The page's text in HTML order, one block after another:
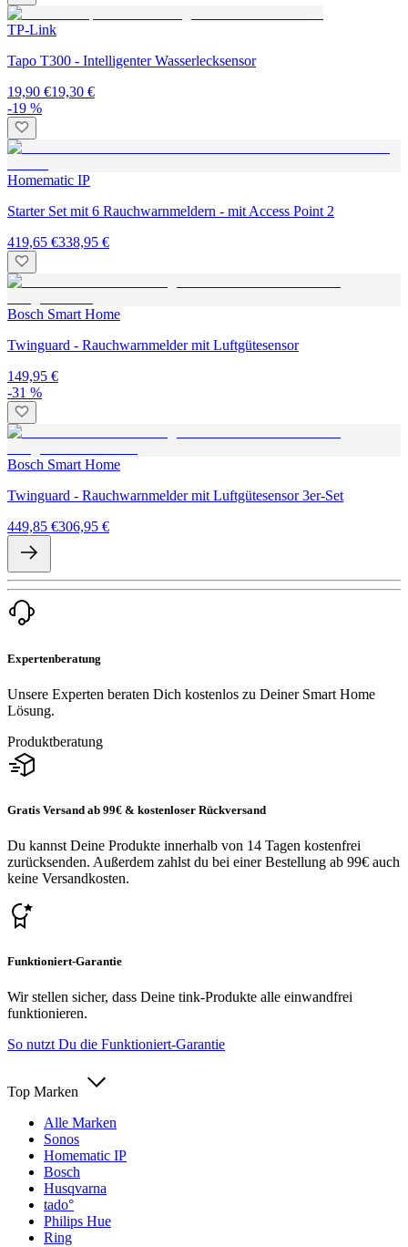
TP-Link
Tapo T300 - Intelligenter Wasserlecksensor
19,90 €19,30 €
-19 %
Homematic IP
Starter Set mit 6 Rauchwarnmeldern - mit Access Point 2
419,65 €338,95 €
Bosch Smart Home
Twinguard - Rauchwarnmelder mit Luftgütesensor
149,95 €
-31 %
Bosch Smart Home
Twinguard - Rauchwarnmelder mit Luftgütesensor 3er-Set
449,85 €306,95 €
Expertenberatung
Unsere Experten beraten Dich kostenlos zu Deiner Smart Home
Lösung.
Produktberatung
Gratis Versand ab 99€ & kostenloser Rückversand
Du kannst Deine Produkte innerhalb von 14 Tagen kostenfrei
zurücksenden. Außerdem zahlst du bei einer Bestellung ab 99€ auch
keine Versandkosten.
Funktioniert-Garantie
Wir stellen sicher, dass Deine tink-Produkte alle einwandfrei
funktionieren.
So nutzt Du die Funktioniert-Garantie
Top Marken
Alle Marken
Sonos
Homematic IP
Bosch
Husqvarna
tado°
Philips Hue
Ring